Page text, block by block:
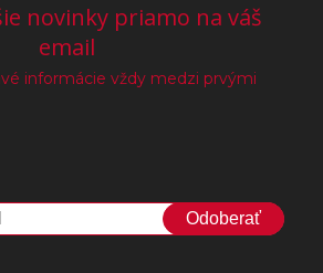
novinky priamo na váš
email
informácie vždy medzi prvými
Odoberať